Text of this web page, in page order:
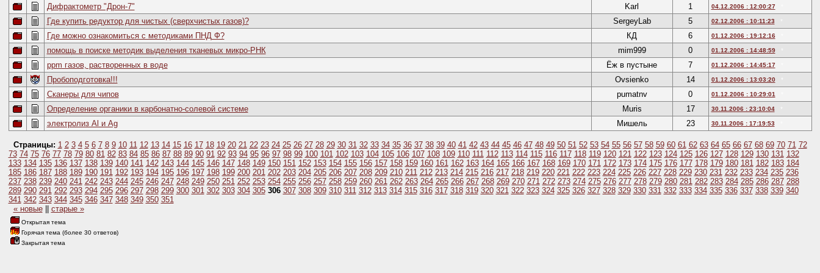
Дифрактометр "Дрон-7" Karl 1 04.12.2006 : 12:00:27
Где купить редуктор для чистых (сверхчистых газов)? SergeyLab 5 02.12.2006 : 10:11:23
Где можно ознакомиться с методиками ПНД Ф? КД 6 01.12.2006 : 19:12:16
помощь в поиске методик выделения тканевых микро-РНК mim999 0 01.12.2006 : 14:48:59
ppm газов, растворенных в воде Ёж в пустыне 7 01.12.2006 : 14:45:17
Пробоподготовка!!! Ovsienko 14 01.12.2006 : 13:03:20
Сканеры для чипов pumatnv 0 01.12.2006 : 10:29:01
Определение органики в карбонатно-солевой системе Muris 17 30.11.2006 : 23:10:04
электролиз Al и Ag Мишель 23 30.11.2006 : 17:19:53
Страницы: 1 2 3 4 5 6 7 8 9 10 11 12 13 14 15 16 17 18 19 20 21 22 23 24 25 26 27 28 29 30 31 32 33 34 35 36 37 38 39 40 41 42 43 44 45 46 47 48 49 50 51 52 53 54 55 56 57 58 59 60 61 62 63 64 65 66 67 68 69 70 71 72
73 74 75 76 77 78 79 80 81 82 83 84 85 86 87 88 89 90 91 92 93 94 95 96 97 98 99 100 101 102 103 104 105 106 107 108 109 110 111 112 113 114 115 116 117 118 119 120 121 122 123 124 125 126 127 128 129 130 131 132
133 134 135 136 137 138 139 140 141 142 143 144 145 146 147 148 149 150 151 152 153 154 155 156 157 158 159 160 161 162 163 164 165 166 167 168 169 170 171 172 173 174 175 176 177 178 179 180 181 182 183 184
185 186 187 188 189 190 191 192 193 194 195 196 197 198 199 200 201 202 203 204 205 206 207 208 209 210 211 212 213 214 215 216 217 218 219 220 221 222 223 224 225 226 227 228 229 230 231 232 233 234 235 236
237 238 239 240 241 242 243 244 245 246 247 248 249 250 251 252 253 254 255 256 257 258 259 260 261 262 263 264 265 266 267 268 269 270 271 272 273 274 275 276 277 278 279 280 281 282 283 284 285 286 287 288
289 290 291 292 293 294 295 296 297 298 299 300 301 302 303 304 305 306 307 308 309 310 311 312 313 314 315 316 317 318 319 320 321 322 323 324 325 326 327 328 329 330 331 332 333 334 335 336 337 338 339 340
341 342 343 344 345 346 347 348 349 350 351
« новые|| старые »
Открытая тема
Горячая тема (более 30 ответов)
Закрытая тема